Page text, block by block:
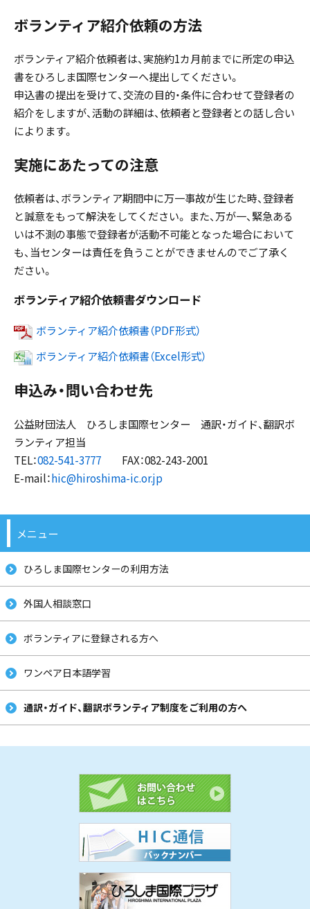
ボランティア紹介依頼の方法
ボランティア紹介依頼者は、実施約1カ月前までに所定の申込
書をひろしま国際センターへ提出してください。
申込書の提出を受けて、交流の目的・条件に合わせて登録者の
紹介をしますが、活動の詳細は、依頼者と登録者との話し合い
によります。
実施にあたっての注意
依頼者は、ボランティア期間中に万一事故が生じた時、登録者
と誠意をもって解決をしてください。 また、万が一、緊急ある
いは不測の事態で登録者が活動不可能となった場合において
も、当センターは責任を負うことができませんのでご了承く
ださい。
ボランティア紹介依頼書ダウンロード
ボランティア紹介依頼書（PDF形式）
ボランティア紹介依頼書（Excel形式）
申込み・問い合わせ先
公益財団法人 ひろしま国際センター 通訳・ガイド、翻訳ボ
ランティア担当
TEL：082-541-3777 FAX：082-243-2001
E-mail：hic@hiroshima-ic.or.jp
メニュー
ひろしま国際センターの利用方法
外国人相談窓口
ボランティアに登録される方へ
ワンペア日本語学習
通訳・ガイド、翻訳ボランティア制度をご利用の方へ